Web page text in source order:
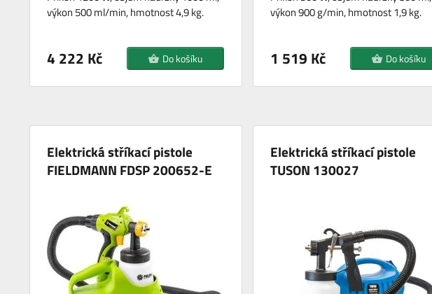
výkon 500 ml/min, hmotnost 4,9 kg.
4 222 Kč Do košíku
výkon 900 g/min, hmotnost 1,9 kg.
1 519 Kč Do košíku
Elektrická stříkací pistole
FIELDMANN FDSP 200652-E
Elektrická stříkací pistole
TUSON 130027